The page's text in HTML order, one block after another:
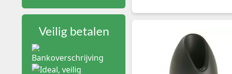
Veilig betalen